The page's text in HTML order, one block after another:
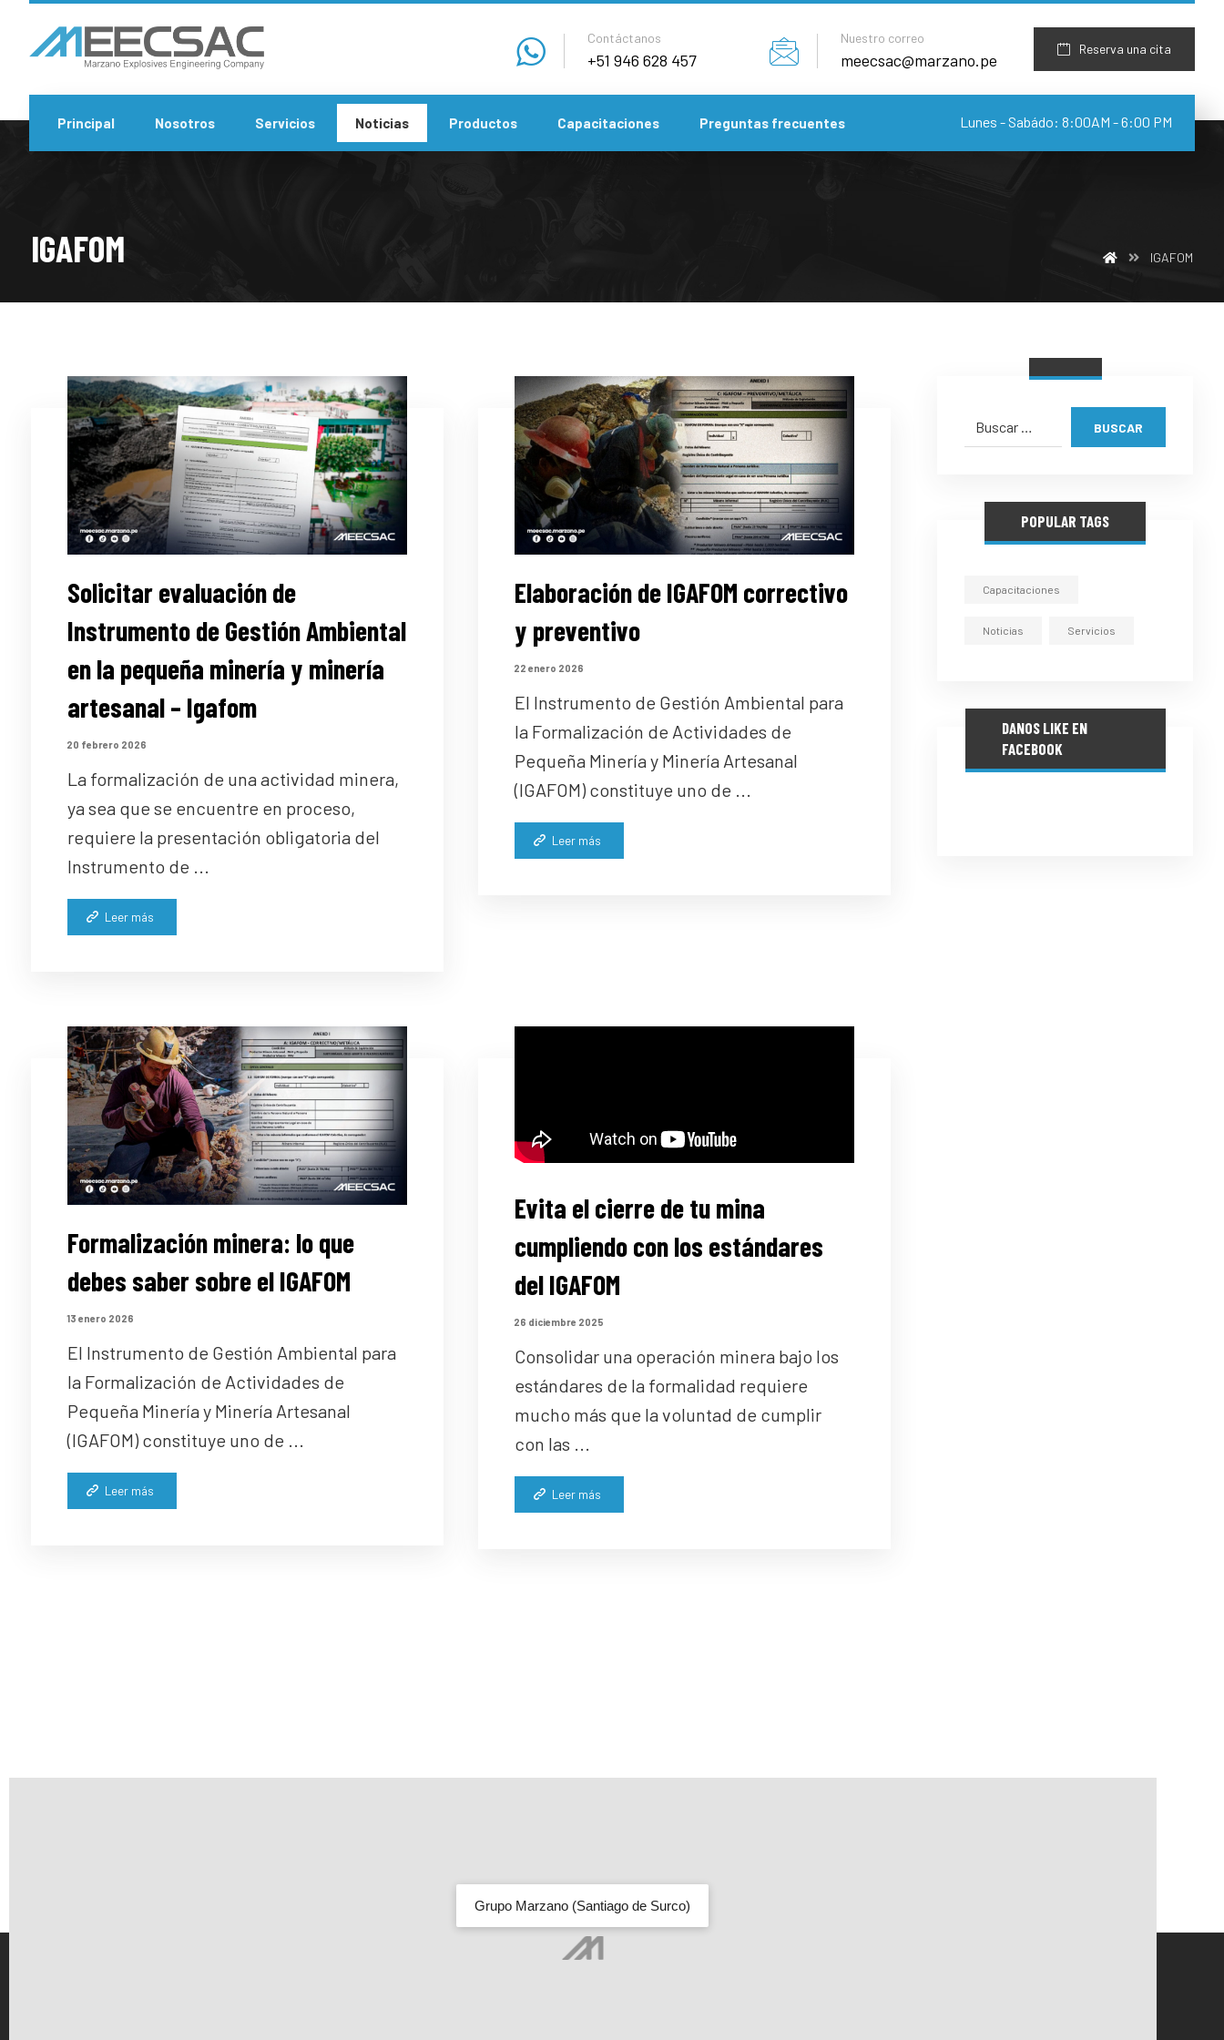
Reserva una cita
Nuestro correo
meecsac@marzano.pe
Contáctanos
+51 946 628 457
Principal Nosotros Servicios Noticias Productos Capacitaciones Preguntas frecuentes Lunes - Sabádo: 8:00AM - 6:00 PM
IGAFOM IGAFOM
Solicitar evaluación de
Instrumento de Gestión Ambiental
en la pequeña minería y minería
artesanal – Igafom
20 febrero 2026
La formalización de una actividad minera,
ya sea que se encuentre en proceso,
requiere la presentación obligatoria del
Instrumento de ...
Leer más
Elaboración de IGAFOM correctivo
y preventivo
22 enero 2026
El Instrumento de Gestión Ambiental para
la Formalización de Actividades de
Pequeña Minería y Minería Artesanal
(IGAFOM) constituye uno de ...
Leer más
Formalización minera: lo que
debes saber sobre el IGAFOM
13 enero 2026
El Instrumento de Gestión Ambiental para
la Formalización de Actividades de
Pequeña Minería y Minería Artesanal
(IGAFOM) constituye uno de ...
Leer más
Evita el cierre de tu mina
cumpliendo con los estándares
del IGAFOM
26 diciembre 2025
Consolidar una operación minera bajo los
estándares de la formalidad requiere
mucho más que la voluntad de cumplir
con las ...
Leer más
BUSCAR
POPULAR TAGS
Capacitaciones
Noticias Servicios
DANOS LIKE EN
FACEBOOK
Grupo Marzano (Santiago de Surco)